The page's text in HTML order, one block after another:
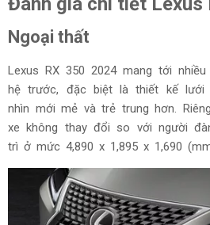
Ngoại thất
Lexus RX 350 2024 mang tới
hệ trước, đặc biệt là thiết kế lưới
nhìn mới mẻ và trẻ trung hơn.
xe không thay đổi so với người
trì ở mức 4,890 x 1,895 x 1,690